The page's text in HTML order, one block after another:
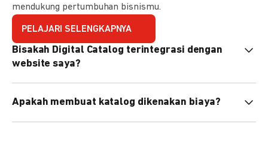
mendukung pertumbuhan bisnismu.
PELAJARI SELENGKAPNYA
Bisakah Digital Catalog terintegrasi dengan
website saya?
atau menyematkan QR code di website Anda.
Apakah membuat katalog dikenakan biaya?